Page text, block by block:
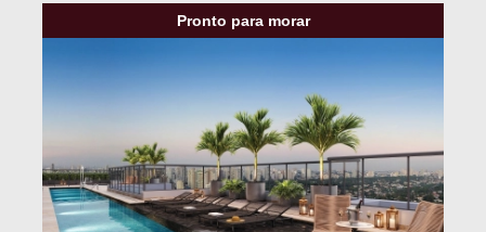
Pronto para morar